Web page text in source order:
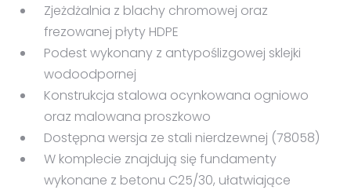
Zjeżdżalnia z blachy chromowej oraz
frezowanej płyty HDPE
Podest wykonany z antypoślizgowej sklejki
wodoodpornej
Konstrukcja stalowa ocynkowana ogniowo
oraz malowana proszkowo
Dostępna wersja ze stali nierdzewnej (78058)
W komplecie znajdują się fundamenty
wykonane z betonu C25/30, ułatwiające